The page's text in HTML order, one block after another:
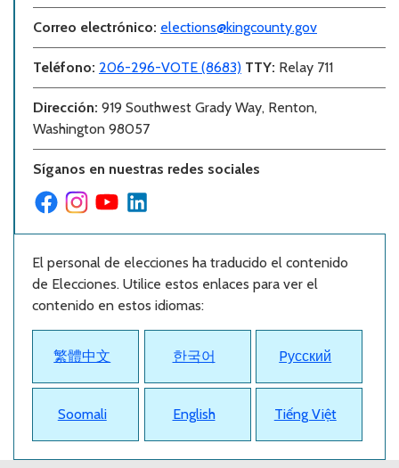
Correo electrónico: elections@kingcounty.gov
Teléfono: 206-296-VOTE (8683) TTY: Relay 711
Dirección: 919 Southwest Grady Way, Renton,
Washington 98057
Síganos en nuestras redes sociales
El personal de elecciones ha traducido el contenido
de Elecciones. Utilice estos enlaces para ver el
contenido en estos idiomas:
繁體中文 한국어 Pусский
Soomali English Tiếng Việt